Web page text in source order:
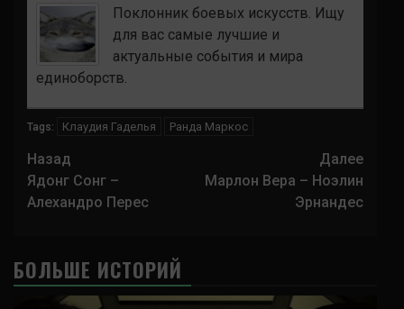
Поклонник боевых искусств. Ищу
для вас самые лучшие и
актуальные события и мира
единоборств.
Tags: Клаудия Гаделья Ранда Маркос
Навигация
записи
Назад
Ядонг Сонг –
Алехандро Перес
Далее
Марлон Вера – Ноэлин
Эрнандес
БОЛЬШЕ ИСТОРИЙ